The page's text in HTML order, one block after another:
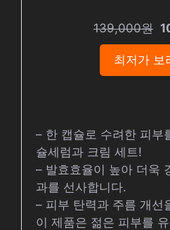
139,000원
최저가 보
– 한 캡슐로 수려한 피부
슐세럼과 크림 세트!
– 발효효율이 높아 더욱
과를 선사합니다.
– 피부 탄력과 주름 개선
이 제품은 젊은 피부를